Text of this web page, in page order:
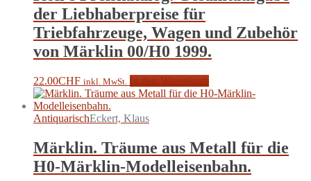
der Liebhaberpreise für
Triebfahrzeuge, Wagen und Zubehör
von Märklin 00/H0 1999.
22.00CHF inkl. MwSt.
AntiquarischEckert, Klaus
Märklin. Träume aus Metall für die
H0-Märklin-Modelleisenbahn.